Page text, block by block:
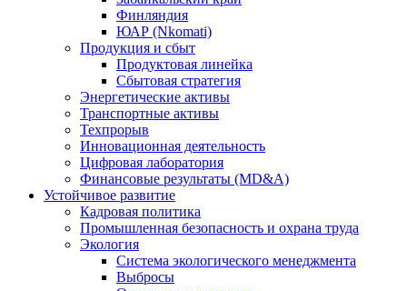
Финляндия
ЮАР (Nkomati)
Продукция и сбыт
Продуктовая линейка
Сбытовая стратегия
Энергетические активы
Транспортные активы
Техпрорыв
Инновационная деятельность
Цифровая лаборатория
Финансовые результаты (MD&A)
Устойчивое развитие
Кадровая политика
Промышленная безопасность и охрана труда
Экология
Система экологического менеджмента
Выбросы